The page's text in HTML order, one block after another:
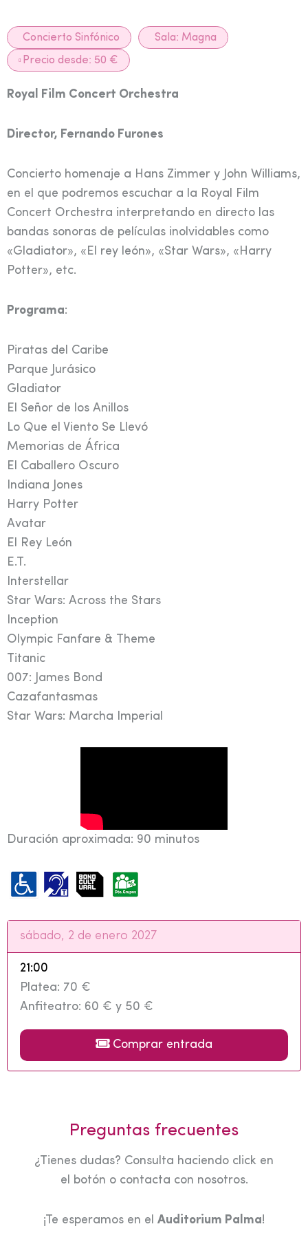
Concierto Sinfónico Sala: Magna
Precio desde: 50 €
Royal Film Concert Orchestra
Director, Fernando Furones
Concierto homenaje a Hans Zimmer y John Williams,
en el que podremos escuchar a la Royal Film
Concert Orchestra interpretando en directo las
bandas sonoras de películas inolvidables como
«Gladiator», «El rey león», «Star Wars», «Harry
Potter», etc.
Programa:
Piratas del Caribe
Parque Jurásico
Gladiator
El Señor de los Anillos
Lo Que el Viento Se Llevó
Memorias de África
El Caballero Oscuro
Indiana Jones
Harry Potter
Avatar
El Rey León
E.T.
Interstellar
Star Wars: Across the Stars
Inception
Olympic Fanfare & Theme
Titanic
007: James Bond
Cazafantasmas
Star Wars: Marcha Imperial
Duración aproximada: 90 minutos
sábado, 2 de enero 2027
21:00
Platea: 70 €
Anfiteatro: 60 € y 50 €
Comprar entrada
Preguntas frecuentes
¿Tienes dudas? Consulta haciendo click en
el botón o contacta con nosotros.
¡Te esperamos en el Auditorium Palma!